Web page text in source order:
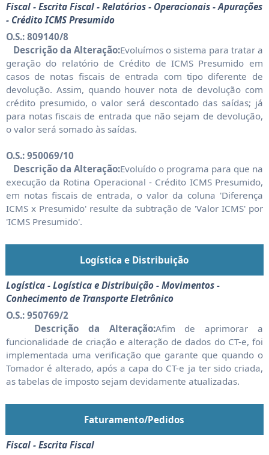
Fiscal - Escrita Fiscal - Relatórios - Operacionais - Apurações
- Crédito ICMS Presumido
O.S.: 809140/8
Descrição da Alteração:Evoluímos o sistema para tratar a
geração do relatório de Crédito de ICMS Presumido em
casos de notas fiscais de entrada com tipo diferente de
devolução. Assim, quando houver nota de devolução com
crédito presumido, o valor será descontado das saídas; já
para notas fiscais de entrada que não sejam de devolução,
o valor será somado às saídas.
O.S.: 950069/10
Descrição da Alteração:Evoluído o programa para que na
execução da Rotina Operacional - Crédito ICMS Presumido,
em notas fiscais de entrada, o valor da coluna 'Diferença
ICMS x Presumido' resulte da subtração de 'Valor ICMS' por
'ICMS Presumido'.
Logística e Distribuição
Logística - Logística e Distribuição - Movimentos -
Conhecimento de Transporte Eletrônico
O.S.: 950769/2
Descrição da Alteração:Afim de aprimorar a
funcionalidade de criação e alteração de dados do CT-e, foi
implementada uma verificação que garante que quando o
Tomador é alterado, após a capa do CT-e ja ter sido criada,
as tabelas de imposto sejam devidamente atualizadas.
Faturamento/Pedidos
Fiscal - Escrita Fiscal